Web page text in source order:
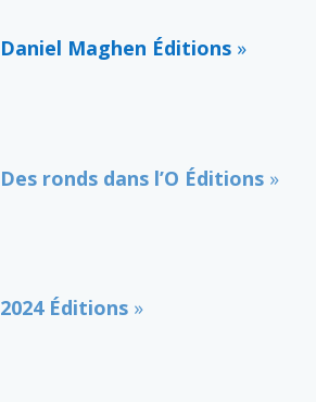
Daniel Maghen Éditions»
Des ronds dans l’O Éditions»
2024 Éditions »